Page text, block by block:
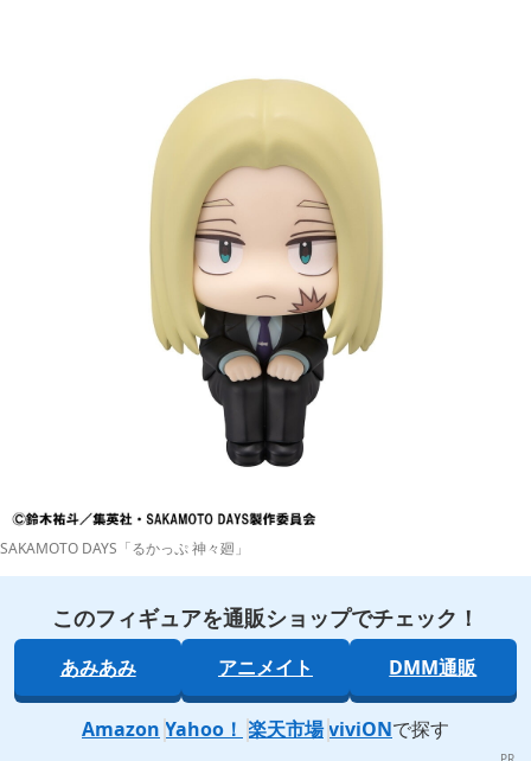
SAKAMOTO DAYS「るかっぷ 神々廻」
このフィギュアを通販ショップでチェック！
あみあみ アニメイト DMM通販
Amazon Yahoo！ 楽天市場 viviONで探す